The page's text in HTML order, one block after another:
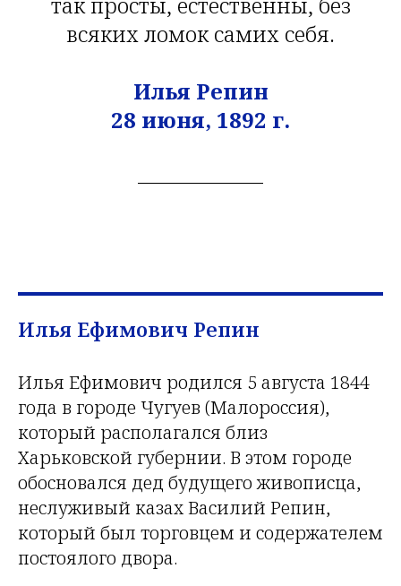
всяких ломок самих себя.
Илья Репин
28 июня, 1892 г.
Илья Ефимович Репин
Илья Ефимович родился 5 августа 1844
года в городе Чугуев (Малороссия),
который располагался близ
Харьковской губернии. В этом городе
обосновался дед будущего живописца,
неслуживый казах Василий Репин,
который был торговцем и содержателем
постоялого двора.